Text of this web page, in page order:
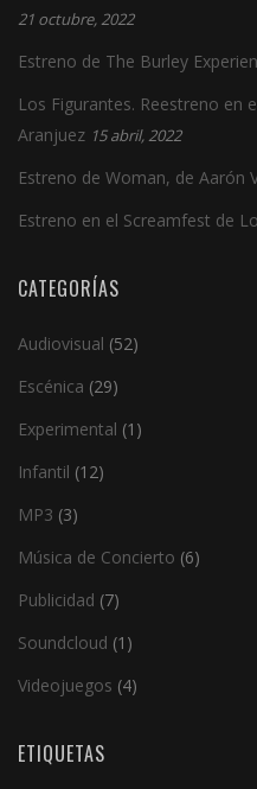
21 octubre, 2022
Estreno de The Burley
Los Figurantes. Reestreno en
Aranjuez 15 abril, 2022
Estreno de Woman, de Aarón
Estreno en el Screamfest de
CATEGORÍAS
Audiovisual (52)
Escénica (29)
Experimental (1)
Infantil (12)
MP3 (3)
Música de Concierto (6)
Publicidad (7)
Soundcloud (1)
Videojuegos (4)
ETIQUETAS